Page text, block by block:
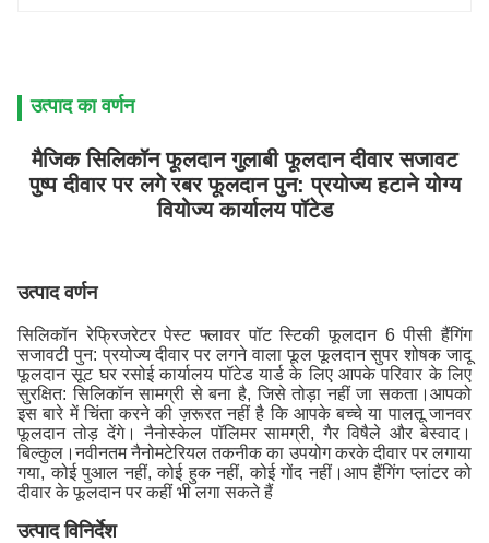
उत्पाद का वर्णन
मैजिक सिलिकॉन फूलदान गुलाबी फूलदान दीवार सजावट
पुष्प दीवार पर लगे रबर फूलदान पुन: प्रयोज्य हटाने योग्य
वियोज्य कार्यालय पॉटेड
उत्पाद वर्णन
सिलिकॉन रेफ्रिजरेटर पेस्ट फ्लावर पॉट स्टिकी फूलदान 6 पीसी हैंगिंग
सजावटी पुन: प्रयोज्य दीवार पर लगने वाला फूल फूलदान सुपर शोषक जादू
फूलदान सूट घर रसोई कार्यालय पॉटेड यार्ड के लिए आपके परिवार के लिए
सुरक्षित: सिलिकॉन सामग्री से बना है, जिसे तोड़ा नहीं जा सकता।आपको
इस बारे में चिंता करने की ज़रूरत नहीं है कि आपके बच्चे या पालतू जानवर
फूलदान तोड़ देंगे। नैनोस्केल पॉलिमर सामग्री, गैर विषैले और बेस्वाद।
बिल्कुल।नवीनतम नैनोमटेरियल तकनीक का उपयोग करके दीवार पर लगाया
गया, कोई पुआल नहीं, कोई हुक नहीं, कोई गोंद नहीं।आप हैंगिंग प्लांटर को
दीवार के फूलदान पर कहीं भी लगा सकते हैं
उत्पाद विनिर्देश